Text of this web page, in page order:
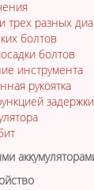
трех разных
болтов
болтов
инструмента
рукоятка